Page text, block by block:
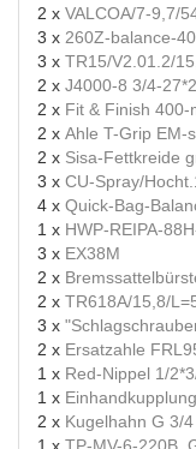
2 x VALCOA/7-9,7/
3 x 260Z-balance-40
3 x TR15/V2.01.2/
2 x J4000-8 3/4-
2 x Fit & Finish 400-
2 x Ahle T-Grip EM-
2 x Sisa-Fettkreide
3 x CU-Spray/
4 x Quick-Bag-
1 x HWP-REIPA-
3 x EX38M
2 x
2 x TR618A/15,8/
3 x
2 x Ersatzahle
1 x Red-Nippel 1/
1 x
2 x Kugelhahn G 3/4